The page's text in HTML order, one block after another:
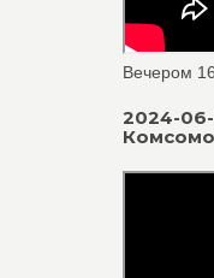
Вечером
2024-